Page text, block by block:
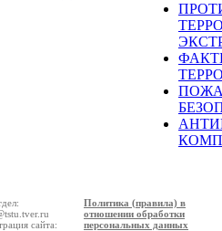
сайта:
Политика (правила) в
отношении обработки
персональных данных